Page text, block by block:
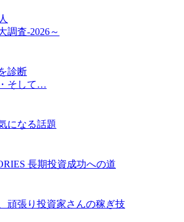
調査-2026～
診断
そして…
になる話題
長期投資成功への道
頑張り投資家さんの稼ぎ技